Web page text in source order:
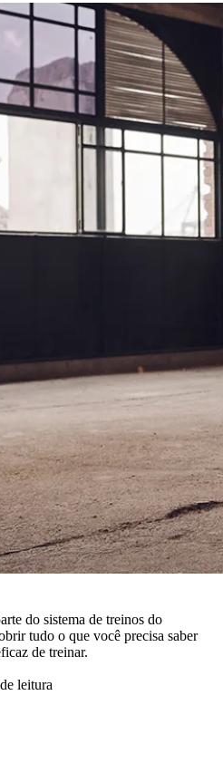
do sistema de treinos do
tudo o que você precisa saber
de treinar.
leitura